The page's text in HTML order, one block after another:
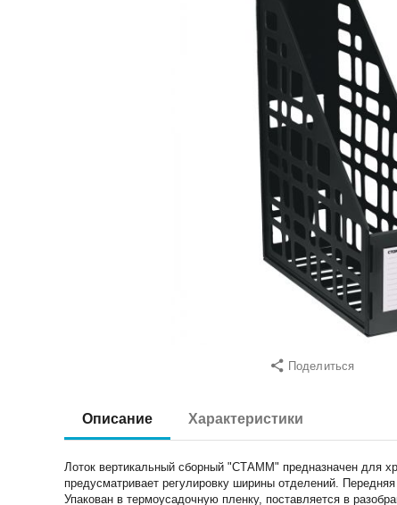
Поделиться
Описание Характеристики
Лоток вертикальный сборный "СТАММ" предназначен для
предусматривает регулировку ширины отделений.
Упакован в термоусадочную пленку, поставляется в